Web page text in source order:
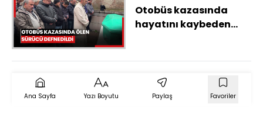
Otobüs kazasında
hayatını kaybeden
Ana Sayfa Yazı Boyutu Paylaş Favoriler